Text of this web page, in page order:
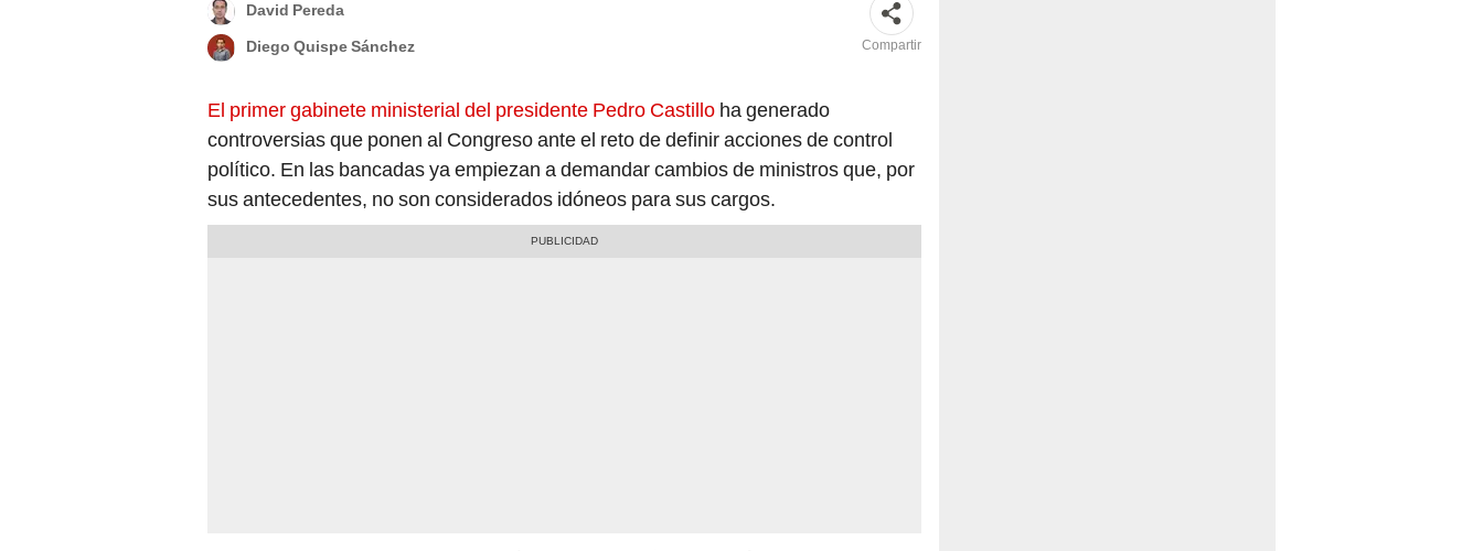
David Pereda
Diego Quispe Sánchez Compartir
El primer gabinete ministerial del presidente Pedro Castillo ha generado
controversias que ponen al Congreso ante el reto de definir acciones de control
político. En las bancadas ya empiezan a demandar cambios de ministros que, por
sus antecedentes, no son considerados idóneos para sus cargos.